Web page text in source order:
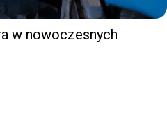
w nowoczesnych